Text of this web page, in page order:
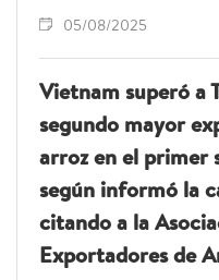
05/08/2025
Vietnam superó a
segundo mayor
arroz en el primer
según informó la
citando a la
Exportadores de